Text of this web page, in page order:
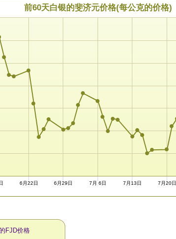
前60天白银的斐济元价格(每公克的价格)
6月22日 6月29日 7月 6日 7月13日 7月20日
FJD价格